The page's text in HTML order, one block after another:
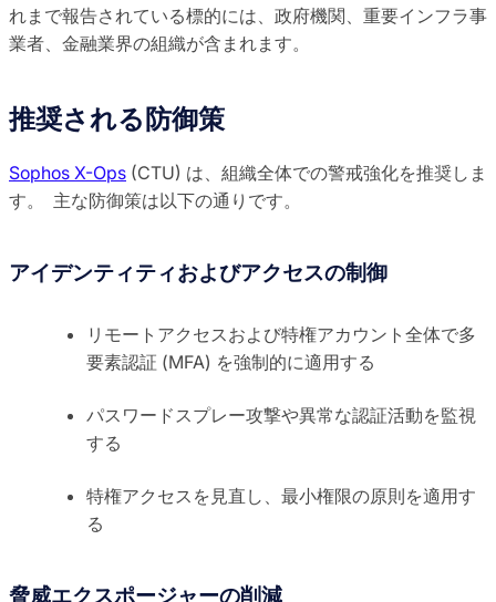
れまで報告されている標的には、政府機関、重要インフラ事
業者、金融業界の組織が含まれます。
推奨される防御策
Sophos X-Ops (CTU) は、組織全体での警戒強化を推奨しま
す。 主な防御策は以下の通りです。
アイデンティティおよびアクセスの制御
リモートアクセスおよび特権アカウント全体で多
要素認証 (MFA) を強制的に適用する
パスワードスプレー攻撃や異常な認証活動を監視
する
特権アクセスを見直し、最小権限の原則を適用す
る
脅威エクスポージャーの削減